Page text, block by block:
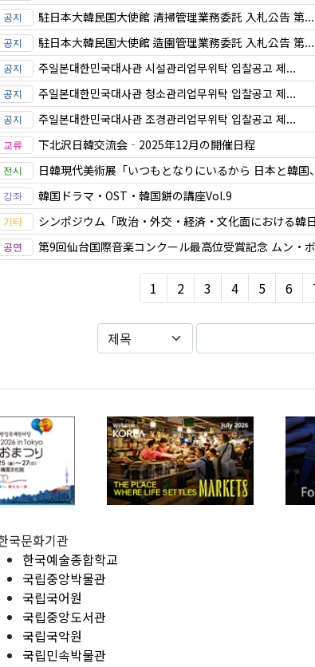
駐日本大韓民国大使館 清掃管理業務委託 入札公告 第...
駐日本大韓民国大使館 造園管理業務委託 入札公告 第...
주일본대한민국대사관 시설관리업무위탁 입찰공고 제...
주일본대한민국대사관 청소관리업무위탁 입찰공고 제...
주일본대한민국대사관 조경관리업무위탁 입찰공고 제...
下北沢日韓交流会‐2025年12月の開催日程
日韓現代美術展「いつもとなりにいるから 日本と韓国
韓国ドラマ・OST・韓国餅の講座Vol.9
シンポジウム「政治・外交・経済・文化面における韓
第9回仙台国際音楽コンクール最高位受賞記念 ムン・
1 2 3 4 5 6
국문화기관
한국예술종합학교
국립중앙박물관
국립국어원
국립중앙도서관
국립국악원
국립민속박물관